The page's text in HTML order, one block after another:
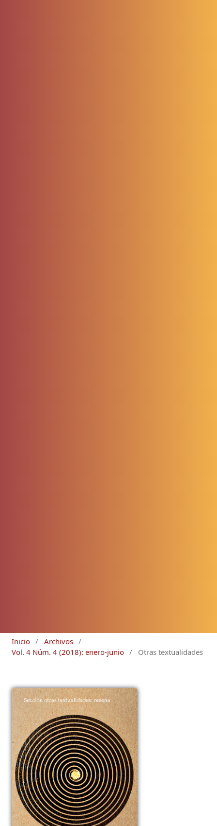
Inicio / Archivos /
Vol. 4 Núm. 4 (2018): enero-junio / Otras textualidades